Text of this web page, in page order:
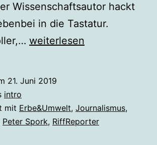
Wissenschaftsautor hackt
in die Tastatur.
Intro
Juni
2019
weiterlesen
21. Juni 2019
intro
mit Erbe&Umwelt, Journalismus,
Peter Spork, RiffReporter